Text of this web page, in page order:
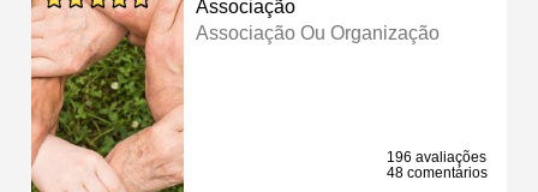
Associação
Associação Ou Organização
196 avaliações
48 comentários